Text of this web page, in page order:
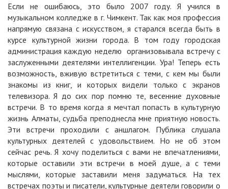
Если не ошибаюсь, это было 2007 году. Я учился в
музыкальном колледже в г. Чимкент. Так как моя профессия
напрямую связана с искусством, я старался всегда быть в
курсе культурной жизни города. В том году городская
администрация каждую неделю организовывала встречу с
заслуженными деятелями интеллигенции. Ура! Теперь есть
возможность, вживую встретиться с теми, с кем мы были
знакомы из книг, и которых видели только с экранов
телевизора. Я до сих пор помню те, весенние духовные
встречи. В то время когда я мечтал попасть в культурную
жизнь Алматы, судьба преподнесла мне приятную новость.
Эти встречи проходили с аншлагом. Публика слушала
культурных деятелей с удовольствием. Но не об этом
сейчас речь. Я хочу поделиться с вами не впечатлениями,
которые оставили эти встречи в моей душе, а с теми
мыслями, которые заставили меня задуматься. На тех
встречах поэты и писатели, культурные деятели говорили о